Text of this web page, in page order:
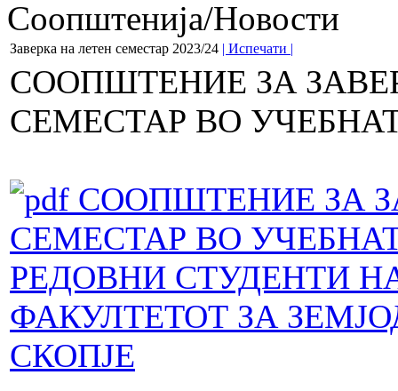
Соопштенија/Новости
Заверка на летен семестар 2023/24 | Испечати |
СООПШТЕНИЕ ЗА
СЕМЕСТАР ВО УЧЕБНАТА
СООПШТЕНИЕ ЗА
СЕМЕСТАР ВО
РЕДОВНИ СТУДЕНТИ
ФАКУЛТЕТОТ ЗА
СКОПЈЕ